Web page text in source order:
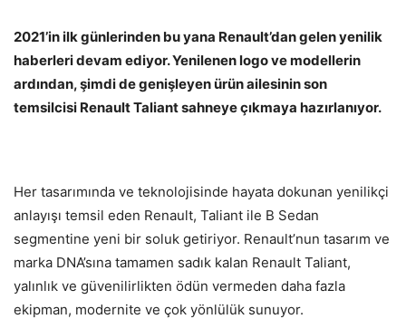
2021’in ilk günlerinden bu yana Renault’dan gelen yenilik
haberleri devam ediyor. Yenilenen logo ve modellerin
ardından, şimdi de genişleyen ürün ailesinin son
temsilcisi Renault Taliant sahneye çıkmaya hazırlanıyor.
Her tasarımında ve teknolojisinde hayata dokunan yenilikçi
anlayışı temsil eden Renault, Taliant ile B Sedan
segmentine yeni bir soluk getiriyor. Renault’nun tasarım ve
marka DNA’sına tamamen sadık kalan Renault Taliant,
yalınlık ve güvenilirlikten ödün vermeden daha fazla
ekipman, modernite ve çok yönlülük sunuyor.